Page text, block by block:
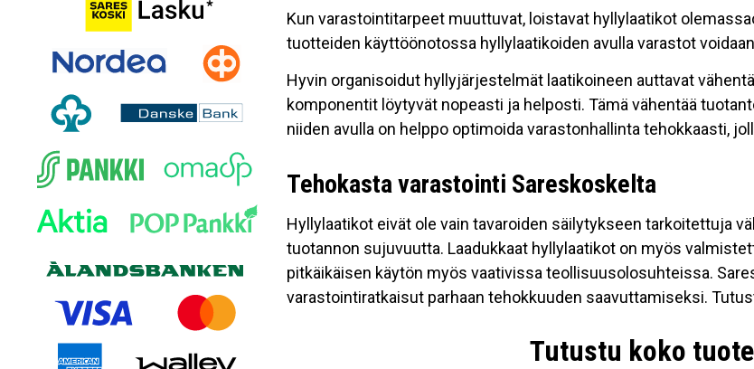
Kun varastointitarpeet muuttuvat, loistavat hyllylaatikot
tuotteiden käyttöönotossa hyllylaatikoiden avulla varastot
Hyvin organisoidut hyllyjärjestelmät laatikoineen auttavat
komponentit löytyvät nopeasti ja helposti. Tämä vähentää
niiden avulla on helppo optimoida varastonhallinta tehokkaasti,
Tehokasta varastointi Sareskoskelta
Hyllylaatikot eivät ole vain tavaroiden säilytykseen tarkoitettuja
tuotannon sujuvuutta. Laadukkaat hyllylaatikot on myös
pitkäikäisen käytön myös vaativissa teollisuusolosuhteissa.
varastointiratkaisut parhaan tehokkuuden saavuttamiseksi.
Tutustu koko